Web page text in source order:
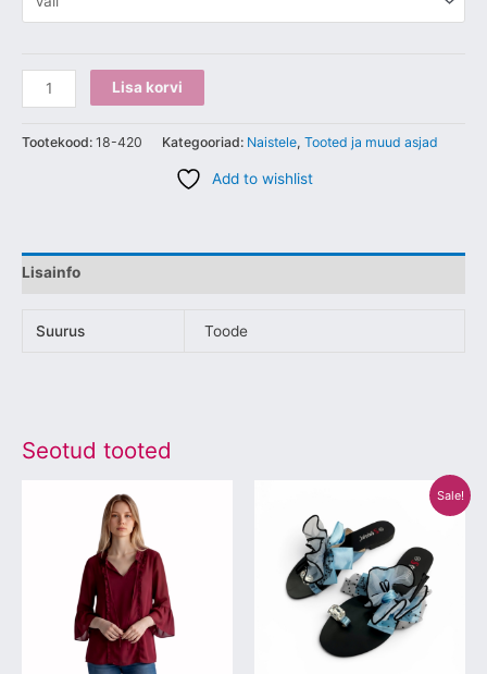
Lisa korvi
Tootekood: 18-420 Kategooriad: Naistele, Tooted ja muud asjad
Add to wishlist
Lisainfo
Suurus Toode
Seotud tooted
tootel
mitu
varianti.
Valikuid
saab
Sale!
oli:
€25.00.
on:
€14.00.
tootel
on
mitu
varianti.
Valikuid
saab